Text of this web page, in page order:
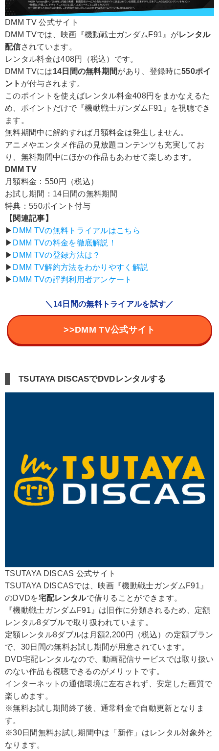
DMM TV 公式サイト
DMM TVでは、映画『機動戦士ガンダムF91』がレンタル
配信されています。
レンタル料金は408円（税込）です。
DMM TVには14日間の無料期間があり、登録時に550ポイ
ント が付与されます。
このポイントを使えばレンタル料金408円をまかなえるた
め、ポイントだけで『機動戦士ガンダムF91』を視聴でき
ます。
無料期間中に解約すれば月額料金は発生しません。
アニメやエンタメ作品の見放題コンテンツも充実してお
り、無料期間中にほかの作品もあわせて楽しめます。
DMM TV
月額料金：550円（税込）
お試し期間：14日間の無料期間
特典：550ポイント付与
【関連記事】
▶︎ DMM TVの無料トライアルはこちら
▶︎ DMM TVの料金を徹底解説！
▶︎ DMM TVの登録方法は？
▶︎ DMM TV解約方法をわかりやすく解説
▶︎ DMM TVの評判利用者アンケート
＼14日間の無料トライアルを試す／
>>DMM TV公式サイト
TSUTAYA DISCASでDVDレンタルする
TSUTAYA DISCAS 公式サイト
TSUTAYA DISCASでは、映画『機動戦士ガンダムF91』
のDVDを宅配レンタルで借りることができます。
『機動戦士ガンダムF91』は旧作に分類されるため、定額
レンタル8ダブルで取り扱われています。
定額レンタル8ダブルは月額2,200円（税込）の定額プラン
で、30日間の無料お試し期間が用意されています。
DVD宅配レンタルなので、動画配信サービスでは取り扱い
のない作品も視聴できるのがメリットです。
インターネットの通信環境に左右されず、安定した画質で
楽しめます。
※無料お試し期間終了後、通常料金で自動更新となりま
す。
※30日間無料お試し期間中は「新作」はレンタル対象外と
なります。